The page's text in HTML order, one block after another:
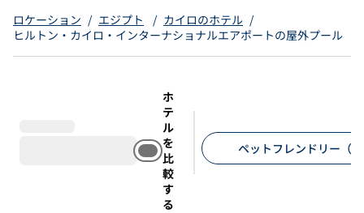
ロケーション / エジプト / カイロのホテル /
ヒルトン・カイロ・インターナショナルエアポートの屋外プール
ホ
テ
ル
を
比
較
す
る
ペットフレンドリー（2